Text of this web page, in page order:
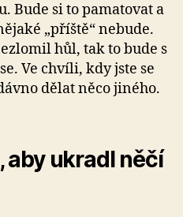
Bude si to pamatovat a
„příště“ nebude.
hůl, tak to bude s
Ve chvíli, kdy jste se
dělat něco jiného.
aby ukradl něčí